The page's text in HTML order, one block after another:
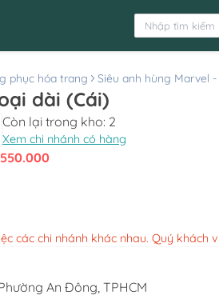
phục hóa trang Siêu anh hùng Marvel -
dài (Cái)
Còn lại trong kho: 2
Xem chi nhánh có hàng
550.000
các chi nhánh khác nhau. Quý khách
An Đông, TPHCM